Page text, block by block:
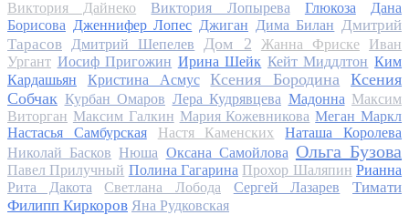
Виктория Дайнеко Виктория Лопырева Глюкоза
Дана
Борисова Дженнифер Лопес Джиган Дима Билан Дмитрий
Тарасов
Дмитрий Шепелев Дом 2 Жанна Фриске
Иван
Ургант Иосиф Пригожин Ирина Шейк Кейт Миддлтон Ким
Кардашьян
Кристина Асмус Ксения Бородина
Ксения
Собчак Курбан Омаров Лера Кудрявцева Мадонна Максим
Виторган Максим Галкин Мария Кожевникова Меган Маркл
Настасья Самбурская
Настя Каменских
Наташа Королева
Николай Басков Нюша Оксана Самойлова Ольга Бузова
Павел Прилучный Полина Гагарина Прохор Шаляпин Рианна
Рита Дакота
Светлана Лобода Сергей Лазарев
Тимати
Филипп Киркоров Яна Рудковская